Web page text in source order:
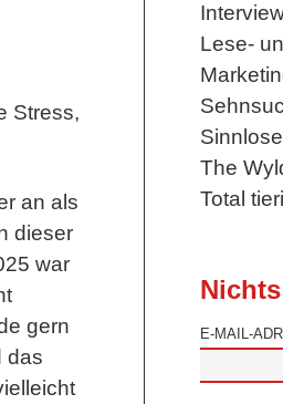
Stress,
an als
dieser
war
gern
das
Lese-
The
Total
E-MAIL-